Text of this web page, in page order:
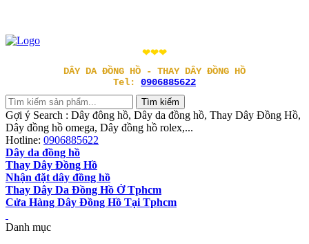
❤❤❤
DÂY DA ĐỒNG HỒ - THAY DÂY ĐỒNG HỒ
Tel: 0906885622
Gợi ý Search : Dây đông hồ, Dây da đồng hồ, Thay Dây Đồng Hồ,
Dây đồng hồ omega, Dây đồng hồ rolex,...
Hotline: 0906885622
Dây da đồng hồ
Thay Dây Đồng Hồ
Nhận đặt dây đồng hồ
Thay Dây Da Đồng Hồ Ở Tphcm
Cửa Hàng Dây Đồng Hồ Tại Tphcm
Danh mục